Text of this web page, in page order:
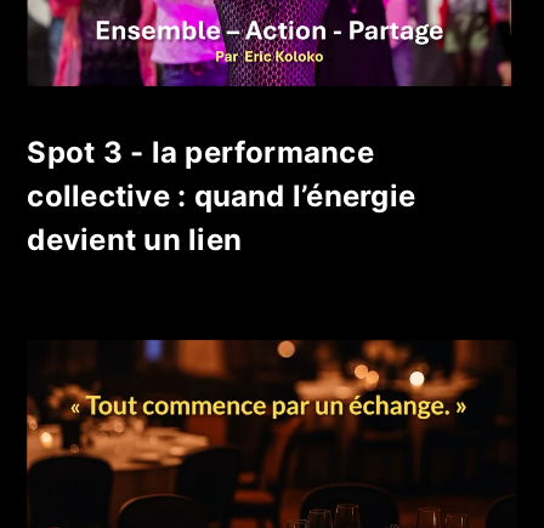
Spot 3 - la performance
collective : quand l’énergie
devient un lien